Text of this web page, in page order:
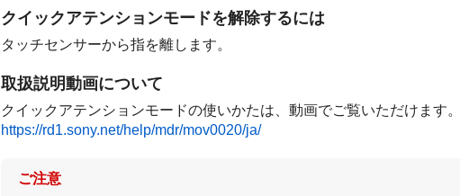
クイックアテンションモードを解除するには
タッチセンサーから指を離します。
取扱説明動画について
クイックアテンションモードの使いかたは、動画でご覧いただけます。
https://rd1.sony.net/help/mdr/mov0020/ja/
ご注意